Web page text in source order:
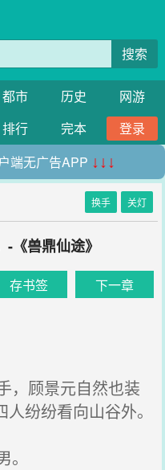
搜索
都市 历史
网游
排行 完本
登录
端无广告APP ↓↓↓
换手 关灯
《兽鼎仙途》
存书签 下一章
，顾景元自然也装
纷纷看向山谷外。